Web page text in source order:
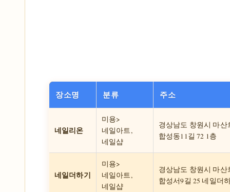
장소명 분류 주소
네일리온
미용>
네일아트,
네일샵
경상남도 창원시 마산
합성동11길 72 1층
네일더하기
미용>
네일아트,
네일샵
경상남도 창원시 마산
합성서9길 25 네일더